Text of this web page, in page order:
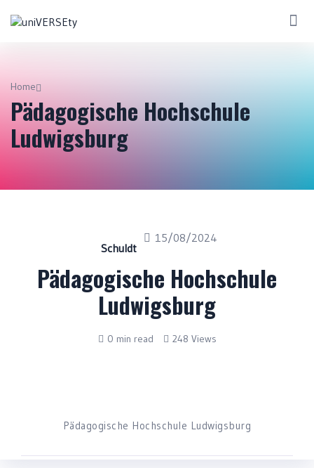
Home
Pädagogische Hochschule
Ludwigsburg
Schuldt
15/08/2024
Pädagogische Hochschule
Ludwigsburg
0 min read 248 Views
Pädagogische Hochschule Ludwigsburg